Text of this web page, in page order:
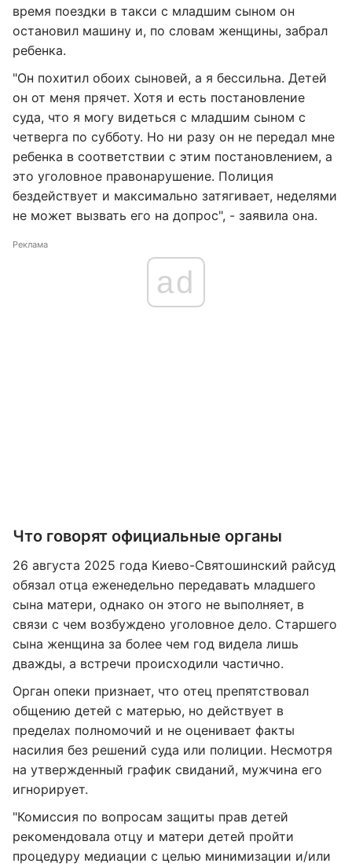
время поездки в такси с младшим сыном он
остановил машину и, по словам женщины, забрал
ребенка.
"Он похитил обоих сыновей, а я бессильна. Детей
он от меня прячет. Хотя и есть постановление
суда, что я могу видеться с младшим сыном с
четверга по субботу. Но ни разу он не передал мне
ребенка в соответствии с этим постановлением, а
это уголовное правонарушение. Полиция
бездействует и максимально затягивает, неделями
не может вызвать его на допрос", - заявила она.
Реклама
ad
Что говорят официальные органы
26 августа 2025 года Киево-Святошинский райсуд
обязал отца еженедельно передавать младшего
сына матери, однако он этого не выполняет, в
связи с чем возбуждено уголовное дело. Старшего
сына женщина за более чем год видела лишь
дважды, а встречи происходили частично.
Орган опеки признает, что отец препятствовал
общению детей с матерью, но действует в
пределах полномочий и не оценивает факты
насилия без решений суда или полиции. Несмотря
на утвержденный график свиданий, мужчина его
игнорирует.
"Комиссия по вопросам защиты прав детей
рекомендовала отцу и матери детей пройти
процедуру медиации с целью минимизации и/или